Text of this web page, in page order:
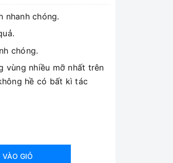
nhanh chóng.
chóng.
vùng nhiều mỡ nhất trên
hề có bất kì tác
VÀO GIỎ